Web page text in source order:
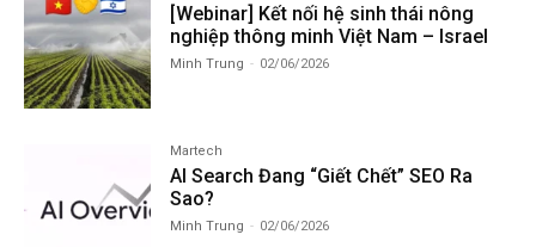
[Webinar] Kết nối hệ sinh thái nông
nghiệp thông minh Việt Nam – Israel
Minh Trung - 02/06/2026
Martech
AI Search Đang “Giết Chết” SEO Ra
Sao?
Minh Trung - 02/06/2026